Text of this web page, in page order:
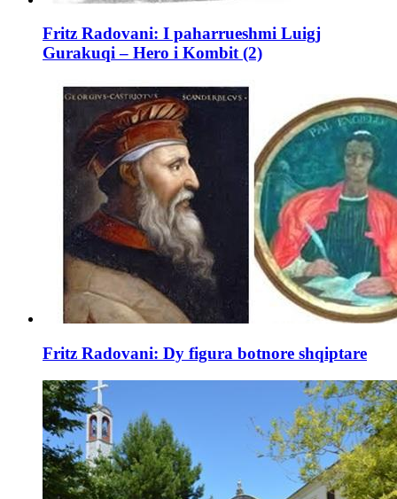
Fritz Radovani: I paharrueshmi Luigj
Gurakuqi – Hero i Kombit (2)
Fritz Radovani: Dy figura botnore shqiptare